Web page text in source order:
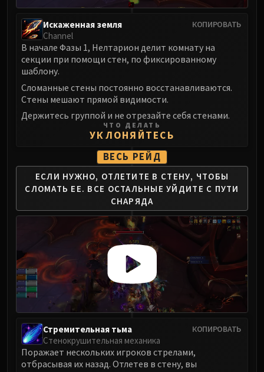
Valiona & Theralion
Ascendant Council
Sinestra
AMIRDRASSIL
Igira
Volcoross
Council of Dreams
Larodar
Nymue
Smolderon
Tindral Sageswift
Fyrakk
ABERRUS
Kazzara
The Amalgamation Chamber
The Forgotten Experiments
Assault of the Zaqali
Rashok, the Elder
Zskarn
Magmorax
Echo of Neltharion
Scalecommander Sarkareth
КОПИРОВАТЬ
Искаженная земля
Channel
В начале Фазы 1, Нелтарион делит комнату на
секции при помощи стен, по фиксированному
шаблону.
Сломанные стены постоянно восстанавливаются.
Стены мешают прямой видимости.
Держитесь группой и не отрезайте себя стенами.
ЧТО ДЕЛАТЬ
УКЛОНЯЙТЕСЬ
ВЕСЬ РЕЙД
ЕСЛИ НУЖНО, ОТЛЕТИТЕ В СТЕНУ, ЧТОБЫ
СЛОМАТЬ ЕЕ. ВСЕ ОСТАЛЬНЫЕ УЙДИТЕ С ПУТИ
СНАРЯДА
КОПИРОВАТЬ
Стремительная тьма
Стенокрушительная механика
Поражает нескольких игроков стрелами,
отбрасывая их назад. Отлетев в стену, вы